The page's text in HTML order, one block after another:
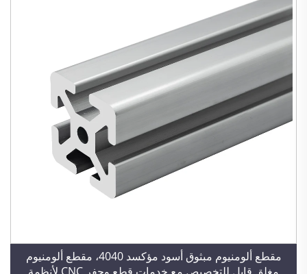
مقطع ألومنيوم مبثوق أسود مؤكسد 4040، مقطع ألومنيوم